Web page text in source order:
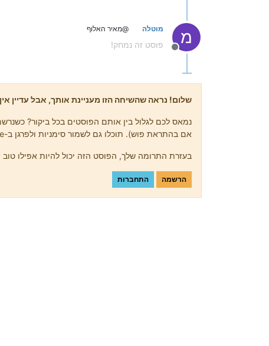
מ
מנותק
מוטלה @מאיר האלוף
פוסט זה נמחק!
שלום! נראה שהשיחה הזו מעניינת אותך, אבל עדיין
נמאס לכם לגלול בין אותם הפוסטים בכל ביקור?
אם בהתראת פוש). תוכלו גם לשמור סימניות ולפרגן ב-upvote לפוסטים כדי להביע הערכה לחברי קהילה אחרים.
בעזרת התרומה שלך, הפוסט הזה יכול להיות אפילו טוב
הרשמה התחברות